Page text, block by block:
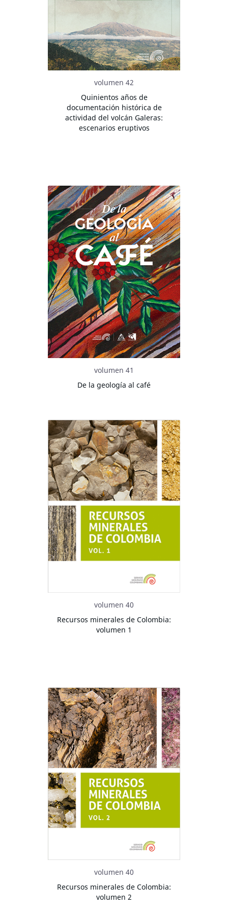
volumen 42
Quinientos años de
documentación histórica de
actividad del volcán Galeras:
escenarios eruptivos
volumen 41
De la geología al café
volumen 40
Recursos minerales de Colombia:
volumen 1
volumen 40
Recursos minerales de Colombia:
volumen 2